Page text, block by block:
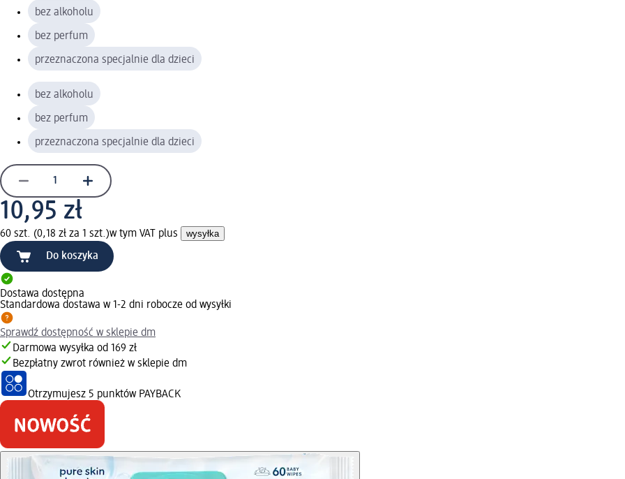
bez alkoholu
bez perfum
przeznaczona specjalnie dla dzieci
bez alkoholu
bez perfum
przeznaczona specjalnie dla dzieci
10,95 zł
60 szt. (0,18 zł za 1 szt.)w tym VAT plus wysyłka
Do koszyka
Dostawa dostępna
Standardowa dostawa w 1-2 dni robocze od wysyłki
Sprawdź dostępność w sklepie dm
Darmowa wysyłka od 169 zł
Bezpłatny zwrot również w sklepie dm
Otrzymujesz 5 punktów PAYBACK